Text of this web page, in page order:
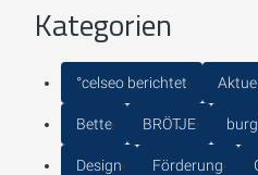
Kategorien
°celseo berichtet
Bette BRÖTJE
Design Förderung